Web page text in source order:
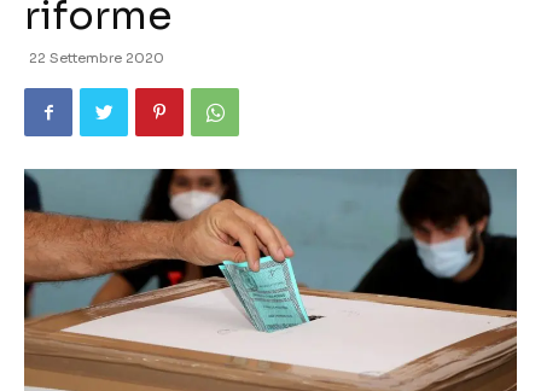
riforme
22 Settembre 2020